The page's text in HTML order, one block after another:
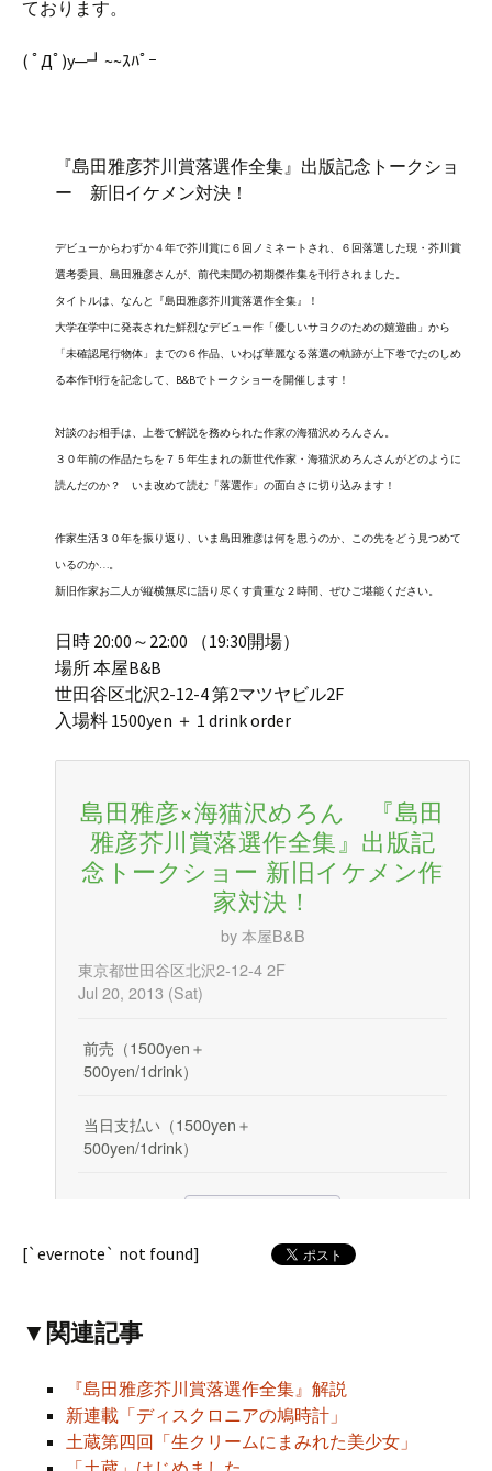
ております。
( ﾟДﾟ)y─┛~~ｽﾊﾟｰ
『島田雅彦芥川賞落選作全集』出版記念トークショ
ー 新旧イケメン対決！
デビューからわずか４年で芥川賞に６回ノミネートされ、６回落選した現・芥川賞
選考委員、島田雅彦さんが、前代未聞の初期傑作集を刊行されました。
タイトルは、なんと『島田雅彦芥川賞落選作全集』！
大学在学中に発表された鮮烈なデビュー作「優しいサヨクのための嬉遊曲」から
「未確認尾行物体」までの６作品、いわば華麗なる落選の軌跡が上下巻でたのしめ
る本作刊行を記念して、B&Bでトークショーを開催します！
対談のお相手は、上巻で解説を務められた作家の海猫沢めろんさん。
３０年前の作品たちを７５年生まれの新世代作家・海猫沢めろんさんがどのように
読んだのか？ いま改めて読む「落選作」の面白さに切り込みます！
作家生活３０年を振り返り、いま島田雅彦は何を思うのか、この先をどう見つめて
いるのか…。
新旧作家お二人が縦横無尽に語り尽くす貴重な２時間、ぜひご堪能ください。
日時 20:00～22:00 （19:30開場）
場所 本屋B&B
世田谷区北沢2-12-4 第2マツヤビル2F
入場料 1500yen ＋ 1 drink order
[`evernote` not found]
▼関連記事
『島田雅彦芥川賞落選作全集』解説
新連載「ディスクロニアの鳩時計」
土蔵第四回「生クリームにまみれた美少女」